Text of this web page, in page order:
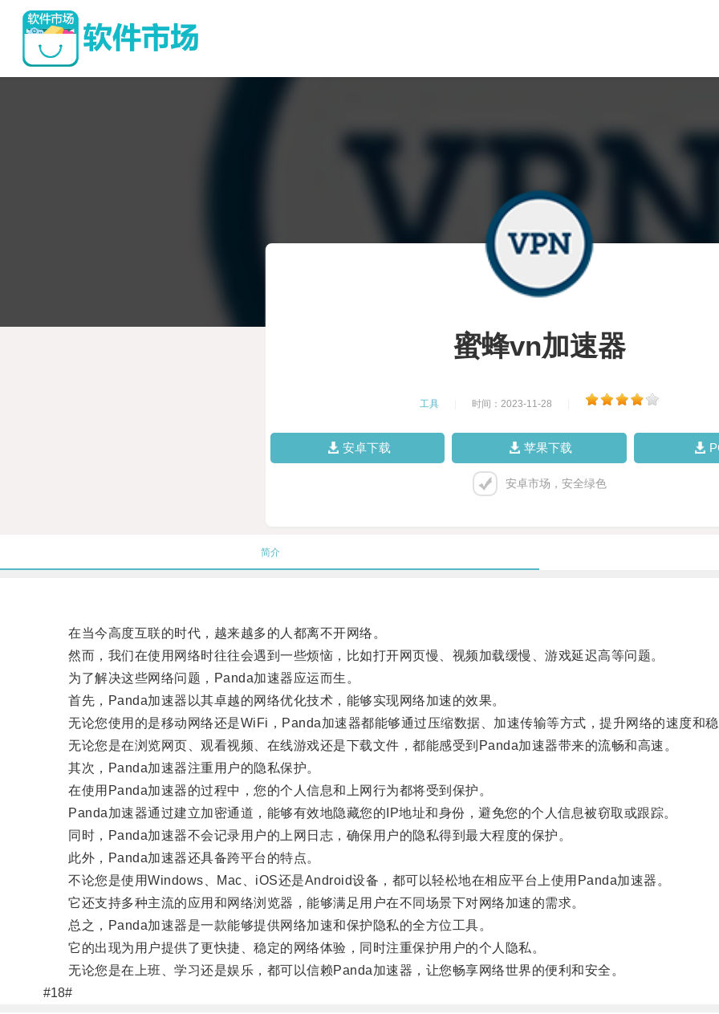
蜜蜂vn加速器
工具 时间：2023-11-28
安卓下载 苹果下载
安卓市场，安全绿色
简介
在当今高度互联的时代，越来越多的人都离不开网络。
然而，我们在使用网络时往往会遇到一些烦恼，比如打开网页慢、视频加载缓慢、游戏延迟高等问题。
为了解决这些网络问题，Panda加速器应运而生。
首先，Panda加速器以其卓越的网络优化技术，能够实现网络加速的效果。
无论您使用的是移动网络还是WiFi，Panda加速器都能够通过压缩数据、加速传输等方式，提升网络的速度和
无论您是在浏览网页、观看视频、在线游戏还是下载文件，都能感受到Panda加速器带来的流畅和高速。
其次，Panda加速器注重用户的隐私保护。
在使用Panda加速器的过程中，您的个人信息和上网行为都将受到保护。
Panda加速器通过建立加密通道，能够有效地隐藏您的IP地址和身份，避免您的个人信息被窃取或跟踪。
同时，Panda加速器不会记录用户的上网日志，确保用户的隐私得到最大程度的保护。
此外，Panda加速器还具备跨平台的特点。
不论您是使用Windows、Mac、iOS还是Android设备，都可以轻松地在相应平台上使用Panda加速器。
它还支持多种主流的应用和网络浏览器，能够满足用户在不同场景下对网络加速的需求。
总之，Panda加速器是一款能够提供网络加速和保护隐私的全方位工具。
它的出现为用户提供了更快捷、稳定的网络体验，同时注重保护用户的个人隐私。
无论您是在上班、学习还是娱乐，都可以信赖Panda加速器，让您畅享网络世界的便利和安全。
#18#